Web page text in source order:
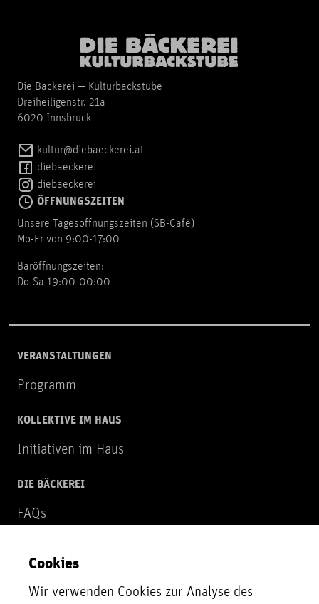
Die Bäckerei — Kulturbackstube
Dreiheiligenstr. 21a
6020 Innsbruck
kultur@diebaeckerei.at
diebaeckerei
diebaeckerei
ÖFFNUNGSZEITEN
Unsere Tagesöffnungszeiten (SB-Cafè)
Mo-Fr von 9:00-17:00
Baröffnungszeiten:
Do-Sa 19:00-00:00
VERANSTALTUNGEN
Programm
KOLLEKTIVE IM HAUS
Initiativen im Haus
DIE BÄCKEREI
FAQs
NEWSLETTER
Zur Newsletter Anmeldung
Cookies
Wir verwenden Cookies zur Analyse des